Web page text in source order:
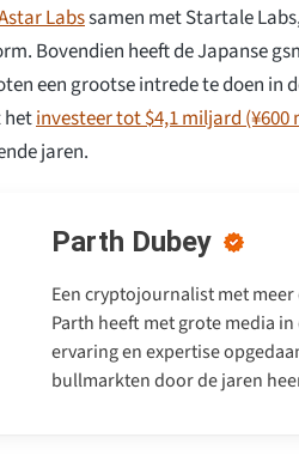
Labssamen met Startale
Bovendien heeft de Japanse
een grootse intrede te doen in
hetinvesteer tot $4,1 miljard
jaren.
Parth Dubey
Een cryptojournalist met meer
Parth heeft met grote media
ervaring en expertise
bullmarkten door de jaren